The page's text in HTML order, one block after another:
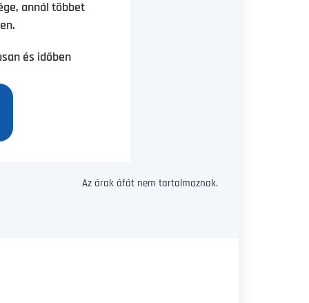
annál többet
és időben
Az árak áfát nem tartalmaznak.